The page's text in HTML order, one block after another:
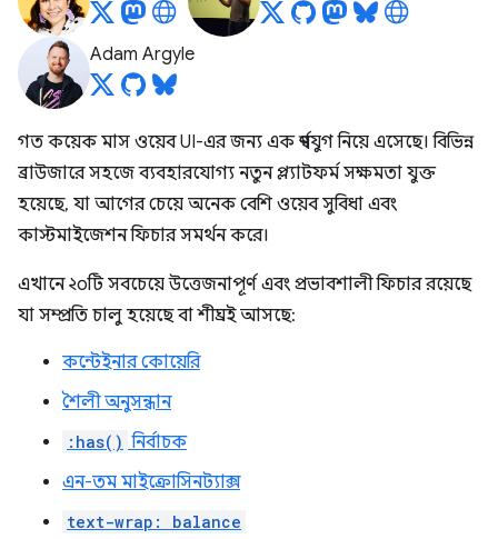
Adam Argyle
গত কয়েক মাস ওয়েব UI-এর জন্য এক স্বর্ণযুগ নিয়ে এসেছে। বিভিন্ন
ব্রাউজারে সহজে ব্যবহারযোগ্য নতুন প্ল্যাটফর্ম সক্ষমতা যুক্ত
হয়েছে, যা আগের চেয়ে অনেক বেশি ওয়েব সুবিধা এবং
কাস্টমাইজেশন ফিচার সমর্থন করে।
এখানে ২০টি সবচেয়ে উত্তেজনাপূর্ণ এবং প্রভাবশালী ফিচার রয়েছে
যা সম্প্রতি চালু হয়েছে বা শীঘ্রই আসছে:
কন্টেইনার কোয়েরি
শৈলী অনুসন্ধান
:has() নির্বাচক
এন-তম মাইক্রোসিনট্যাক্স
text-wrap: balance